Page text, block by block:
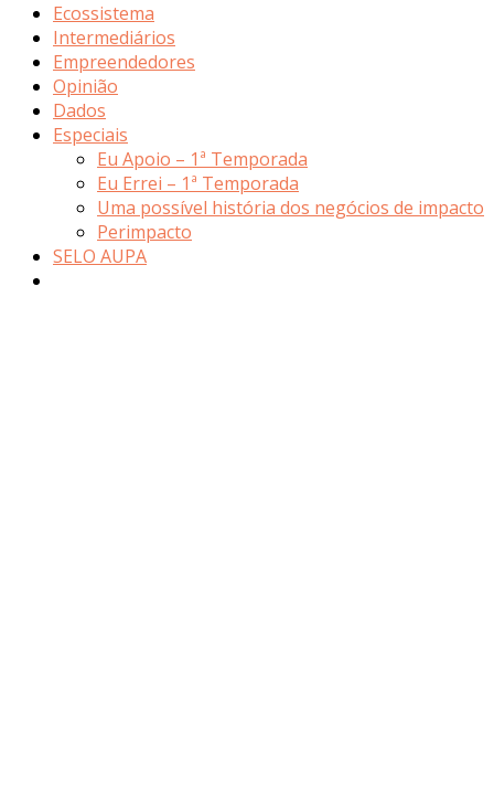
Ecossistema
Intermediários
Empreendedores
Opinião
Dados
Especiais
Eu Apoio – 1ª Temporada
Eu Errei – 1ª Temporada
Uma possível história dos negócios de impacto
Perimpacto
SELO AUPA